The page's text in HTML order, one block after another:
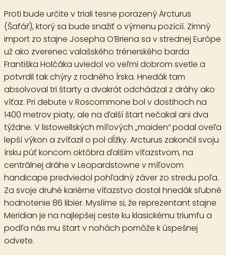
Proti bude určite v triali tesne porazenýArcturus
(Šafář), ktorý sa bude snažiť o výmenu pozícií. Zimný
import zo stajne Josepha O’Briena sa v strednej Európe
už ako zverenec valašského trénerského barda
Františka Holčáka uviedol vo veľmi dobrom svetle a
potvrdil tak chýry z rodného Írska. Hnedák tam
absolvoval tri štarty a dvakrát odchádzal z dráhy ako
víťaz. Pri debute v Roscommone bol v dostihoch na
1400 metrov piaty, ale na ďalší štart nečakal ani dva
týždne. V listowellských míľových „maiden“ podal oveľa
lepší výkon a zvíťazil o pol dĺžky. Arcturus zakončil svoju
írsku púť koncom októbra ďalším víťazstvom, na
centrálnej dráhe v Leopardstowne v míľovom
handicape predviedol pohľadný záver zo stredu poľa.
Za svoje druhé kariérne víťazstvo dostal hnedák sľubné
hodnotenie 86 libier. Myslíme si, že reprezentant stajne
Meridian je na najlepšej ceste ku klasickému triumfu a
podľa nás mu štart v nohách pomôže k úspešnej
odvete.